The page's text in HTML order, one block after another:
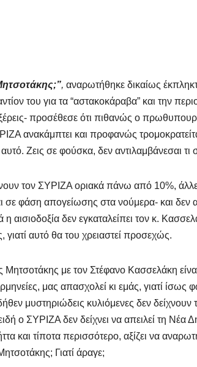
, αναρωτήθηκε δικαίως
του για τα “αστακοκάραβα” και την
προσέθεσε ότι πιθανώς ο
ανακάμπτει και προφανώς
Ζεις σε φούσκα, δεν αντιλαμβάνεσαι
τον ΣΥΡΙΖΑ οριακά πάνω από 10%,
σε φάση απογείωσης στα νούμερα- και δεν
αισιοδοξία δεν εγκαταλείπει τον κ.
γιατί αυτό θα του χρειαστεί προσεχώς.
Μητσοτάκης με τον Στέφανο Κασσελάκη
μας απασχολεί κι εμάς, γιατί
μυστηριώδεις κυλιόμενες δεν
ο ΣΥΡΙΖΑ δεν δείχνει να απειλεί τη Νέα
και τίποτα περισσότερο, αξίζει να
Γιατί άραγε;